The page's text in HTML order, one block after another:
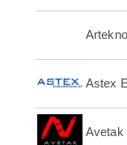
Astex
Avetak